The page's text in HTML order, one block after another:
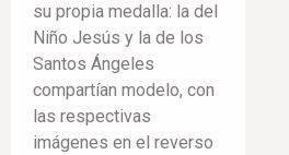
su propia medalla: la del
Niño Jesús y la de los
Santos Ángeles
compartían modelo, con
las respectivas
imágenes en el reverso